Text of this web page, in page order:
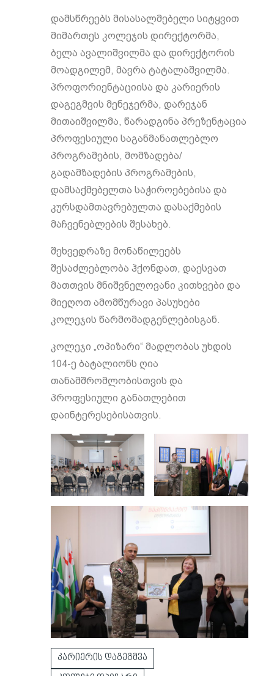
დამსწრეებს მისასალმებელი სიტყვით
მიმართეს კოლეჯის დირექტორმა,
ბელა ავალიშვილმა და დირექტორის
მოადგილემ, მავრა ტატალაშვილმა.
პროფორიენტაციისა და კარიერის
დაგეგმვის მენეჯერმა, დარეჯან
მითაიშვილმა, წარადგინა პრეზენტაცია
პროფესიული საგანმანათლებლო
პროგრამების, მომზადება/
გადამზადების პროგრამების,
დამსაქმებელთა საჭიროებებისა და
კურსდამთავრებულთა დასაქმების
მაჩვენებლების შესახებ.
შეხვედრაზე მონაწილეებს
შესაძლებლობა ჰქონდათ, დაესვათ
მათთვის მნიშვნელოვანი კითხვები და
მიეღოთ ამომწურავი პასუხები
კოლეჯის წარმომადგენლებისგან.
კოლეჯი „ოპიზარი“ მადლობას უხდის
104-ე ბატალიონს ღია
თანამშრომლობისთვის და
პროფესიული განათლებით
დაინტერესებისათვის.
კარიერის დაგეგმვა